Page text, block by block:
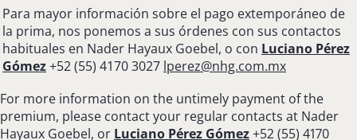
Para mayor información sobre el pago extemporáneo de
la prima, nos ponemos a sus órdenes con sus contactos
habituales en Nader Hayaux Goebel, o con Luciano Pérez
Gómez+52 (55) 4170 3027 lperez@nhg.com.mx
For more information on the untimely payment of the
premium, please contact your regular contacts at Nader
Hayaux Goebel, or Luciano Pérez Gómez+52 (55) 4170